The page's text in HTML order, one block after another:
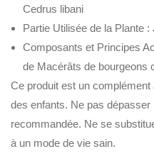
Cedrus libani
Partie Utilisée de la Plante
Composants et Principes
de Macérâts de bourgeons
Ce produit est un
des enfants. Ne pas dépasser
recommandée. Ne se
à un mode de vie sain.